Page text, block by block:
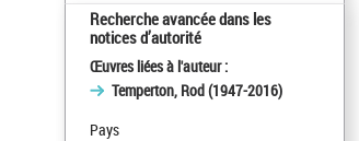
Recherche avancée dans les
notices d’autorité
Œuvres liées à l'auteur :
Temperton, Rod (1947-2016)
Pays